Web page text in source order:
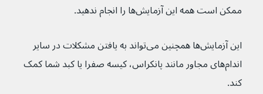
ممکن است همه این آزمایش‌ها را انجام ندهید.
این آزمایش‌ها همچنین می‌تواند به یافتن مشکلات در سایر
اندام‌های مجاور مانند پانکراس، کیسه صفرا یا کبد شما کمک
کند.